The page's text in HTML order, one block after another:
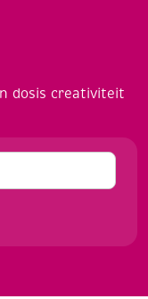
dosis creativiteit